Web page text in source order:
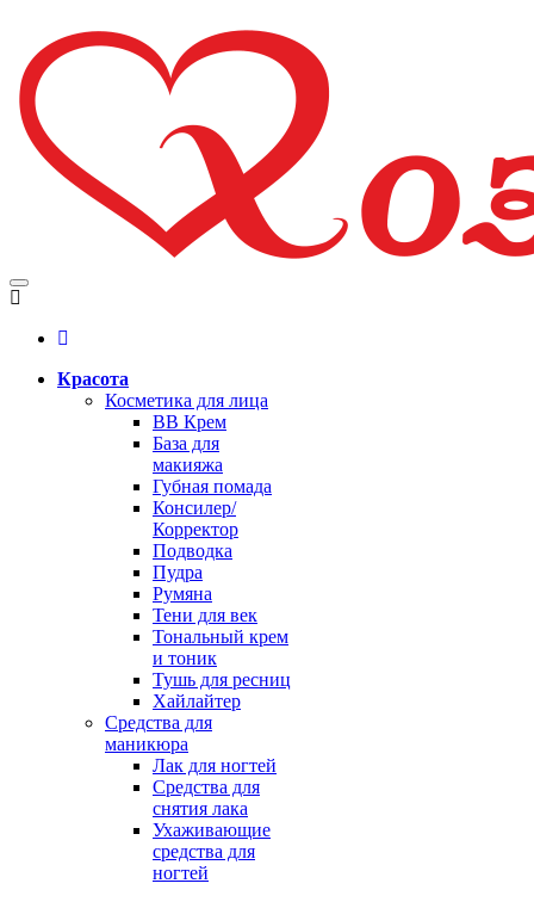
Красота
Косметика для лица
BB Крем
База для
макияжа
Губная помада
Консилер/
Корректор
Подводка
Пудра
Румяна
Тени для век
Тональный крем
и тоник
Тушь для ресниц
Хайлайтер
Средства для
маникюра
Лак для ногтей
Средства для
снятия лака
Ухаживающие
средства для
ногтей